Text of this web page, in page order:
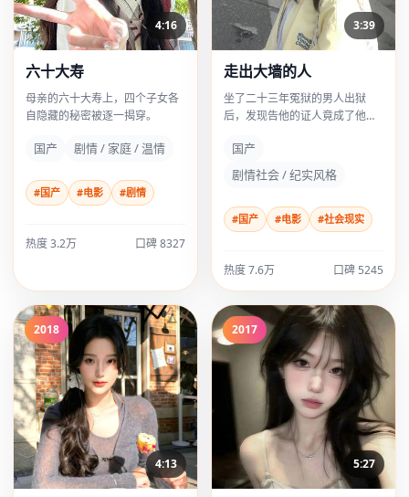
4:16
六十大寿
母亲的六十大寿上，四个子女各
自隐藏的秘密被逐一揭穿。
国产 剧情 / 家庭 / 温情
#国产 #电影 #剧情
热度 3.2万 口碑 8327
3:39
走出大墙的人
坐了二十三年冤狱的男人出狱
后，发现告他的证人竟成了他最
国产
剧情社会 / 纪实风格
#国产 #电影 #社会现实
热度 7.6万 口碑 5245
2018
4:13
2017
5:27